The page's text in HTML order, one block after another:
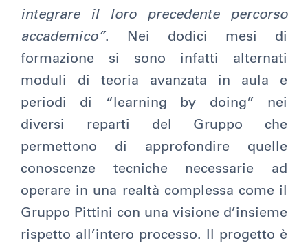
integrare il loro precedente percorso
accademico”. Nei dodici mesi di
formazione si sono infatti alternati
moduli di teoria avanzata in aula e
periodi di “learning by doing” nei
diversi reparti del Gruppo che
permettono di approfondire quelle
conoscenze tecniche necessarie ad
operare in una realtà complessa come il
Gruppo Pittini con una visione d’insieme
rispetto all’intero processo. Il progetto è